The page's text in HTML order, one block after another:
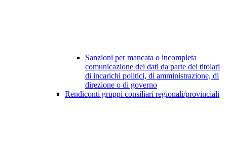
Sanzioni per mancata o incompleta
comunicazione dei dati da parte dei titolari
di incarichi politici, di amministrazione, di
direzione o di governo
Rendiconti gruppi consiliari regionali/provinciali